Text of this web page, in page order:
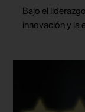
Bajo el
innovación y la